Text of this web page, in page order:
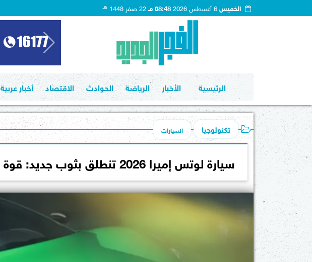
الخميس6 أغسطس 2026 08:48 مـ 22 صفر 1448 هـ
الرئيسية الأخبار الرياضة الحوادث الاقتصاد أخبار عربية
تكنولوجيا السيارات
سيارة لوتس إميرا 2026 تنطلق بثوب جديد: قوة AMG وأناقة لا تعرف التنازل